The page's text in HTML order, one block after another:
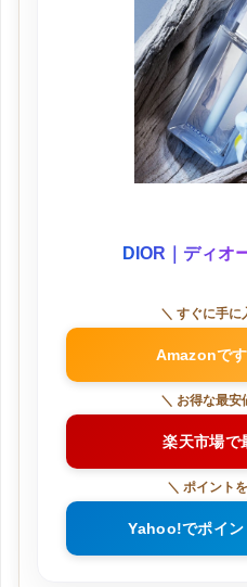
DIOR｜ディオ
＼ すぐに手に
Amazonで
＼ お得な最安
楽天市場で
＼ ポイント
Yahoo!でポイン